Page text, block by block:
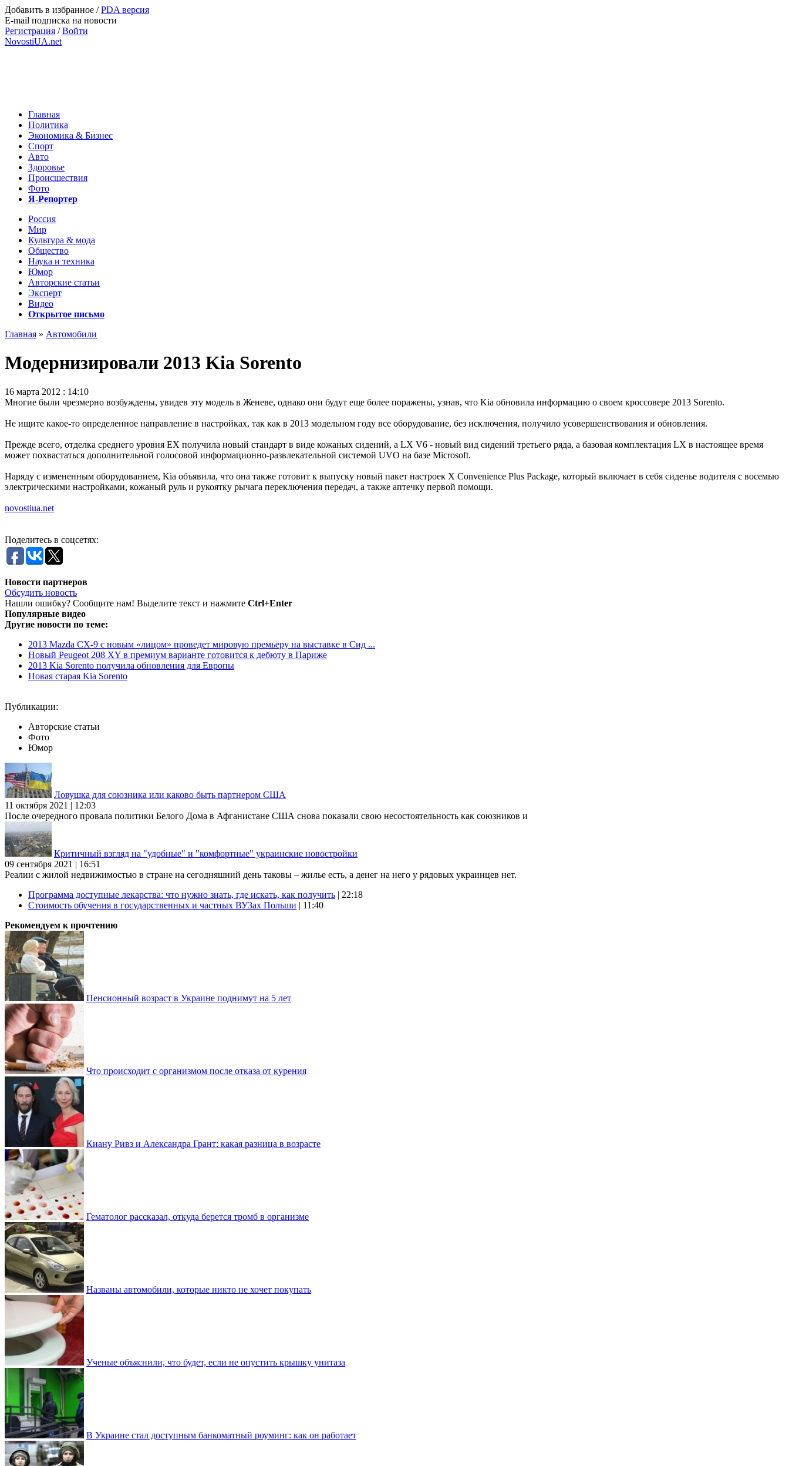
Добавить в избранное /PDA версия
E-mail подписка на новости
Регистрация /Войти
NovostiUA.net
Главная
Политика
Экономика & Бизнес
Спорт
Авто
Здоровье
Происшествия
Фото
Я-Репортер
Россия
Мир
Культура & мода
Общество
Наука и техника
Юмор
Авторские статьи
Эксперт
Видео
Открытое письмо
Главная » Автомобили
Модернизировали 2013 Kia Sorento
16 марта 2012 : 14:10
Многие были чрезмерно возбуждены, увидев эту модель в Женеве, однако они будут еще более поражены, узнав, что Kia обновила информацию о своем кроссовере 2013 Sorento.
Не ищите какое-то определенное направление в настройках, так как в 2013 модельном году все оборудование, без исключения, получило усовершенствования и обновления.
Прежде всего, отделка среднего уровня EX получила новый стандарт в виде кожаных сидений, а LX V6 - новый вид сидений третьего ряда, а базовая комплектация LX в настоящее время
может похвастаться дополнительной голосовой информационно-развлекательной системой UVO на базе Microsoft.
Наряду с измененным оборудованием, Kia объявила, что она также готовит к выпуску новый пакет настроек X Convenience Plus Package, который включает в себя сиденье водителя с восемью
электрическими настройками, кожаный руль и рукоятку рычага переключения передач, а также аптечку первой помощи.
novostiua.net
Поделитесь в соцсетях:
Новости партнеров
Обсудить новость
Нашли ошибку? Сообщите нам! Выделите текст и нажмите Ctrl+Enter
Популярные видео
Другие новости по теме:
2013 Mazda CX-9 с новым «лицом» проведет мировую премьеру на выставке в Сид ...
Новый Peugeot 208 XY в премиум варианте готовится к дебюту в Париже
2013 Kia Sorento получила обновления для Европы
Новая старая Kia Sorento
Публикации:
Авторские статьи
Фото
Юмор
Ловушка для союзника или каково быть партнером США
11 октября 2021 | 12:03
После очередного провала политики Белого Дома в Афганистане США снова показали свою несостоятельность как союзников и
Критичный взгляд на "удобные" и "комфортные" украинские новостройки
09 сентября 2021 | 16:51
Реалии с жилой недвижимостью в стране на сегодняшний день таковы – жилье есть, а денег на него у рядовых украинцев нет.
Программа доступные лекарства: что нужно знать, где искать, как получить | 22:18
Стоимость обучения в государственных и частных ВУЗах Польши | 11:40
Рекомендуем к прочтению
Пенсионный возраст в Украине поднимут на 5 лет
Что происходит с организмом после отказа от курения
Киану Ривз и Александра Грант: какая разница в возрасте
Гематолог рассказал, откуда берется тромб в организме
Названы автомобили, которые никто не хочет покупать
Ученые объяснили, что будет, если не опустить крышку унитаза
В Украине стал доступным банкоматный роуминг: как он работает